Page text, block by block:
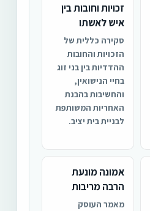
זכויות וחובות בין
איש לאשתו
סקירה כללית של
הזכויות והחובות
ההדדיות בין בני זוג
בחיי הנישואין,
והחשיבות בהבנת
האחריות המשותפת
לבניית בית יציב.
אמונה מונעת
הרבה מריבות
מאמר העוסק